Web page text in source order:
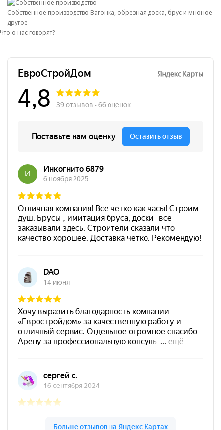
Собственное производство Вагонка, обрезная доска, брус и мноное
другое
Что о нас говорят?